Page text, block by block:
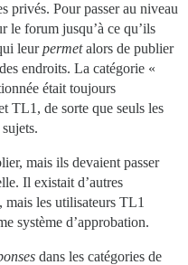
privés. Pour passer au niveau
le forum jusqu’à ce qu’ils
leurpermetalors de publier
endroits. La catégorie «
était toujours
TL1, de sorte que seuls les
mais ils devaient passer
Il existait d’autres
mais les utilisateurs TL1
système d’approbation.
dans les catégories de